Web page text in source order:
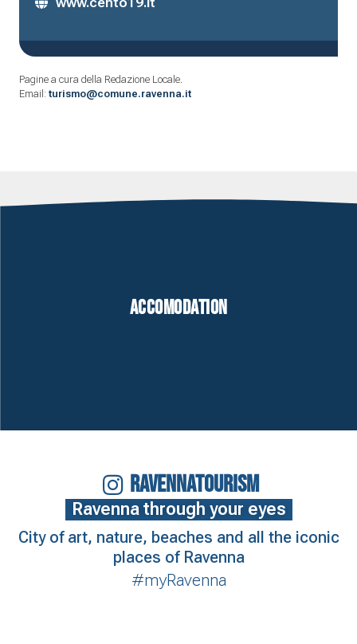
Pagine a cura della Redazione Locale.
Email: turismo@comune.ravenna.it
Accomodation
RAVENNATOURISM
Ravenna through your eyes
City of art, nature, beaches and all the iconic
places of Ravenna
#myRavenna